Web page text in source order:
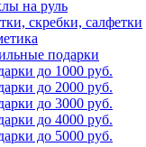
на руль
скребки, салфетки
подарки
до 1000 руб.
до 2000 руб.
до 3000 руб.
до 4000 руб.
до 5000 руб.